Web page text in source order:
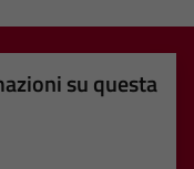
su questa